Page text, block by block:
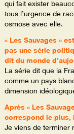
qui fait exister
tous l’urgence de
osmose avec elle.
« Les Sauvages »
pas une série
dit du monde
La série dit que la
comme un pays
dimension
Après « Les
correspond le plus,
Je viens de terminer